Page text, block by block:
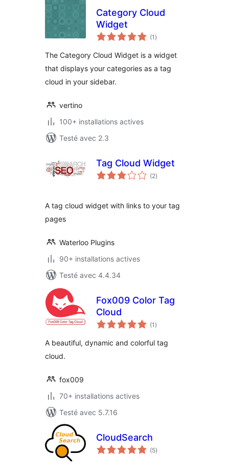
Category Cloud
Widget
(1 notes
en
)
The Category Cloud Widget is a widget
that displays your categories as a tag
cloud in your sidebar.
vertino
100+ installations actives
Testé avec 2.3
Tag Cloud Widget
(2notes
en
)
A tag cloud widget with links to your tag
pages
Waterloo Plugins
90+ installations actives
Testé avec 4.4.34
Fox009 Color Tag
Cloud
(1 notes
en
)
A beautiful, dynamic and colorful tag
cloud.
fox009
70+ installations actives
Testé avec 5.7.16
CloudSearch
(5notes
en
)